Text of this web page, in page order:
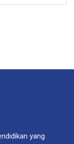
yang